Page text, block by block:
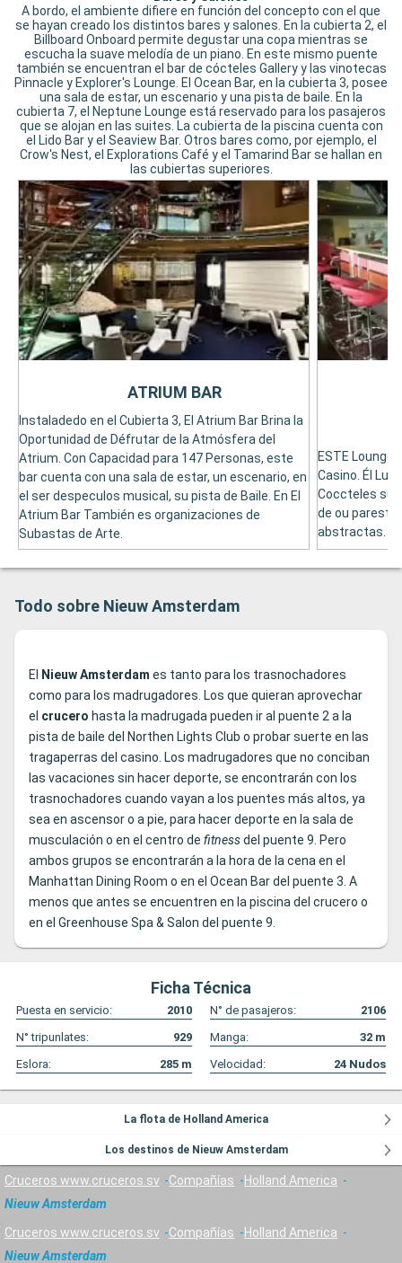
A bordo, el ambiente difiere en función del concepto con el que
se hayan creado los distintos bares y salones. En la cubierta 2, el
Billboard Onboard permite degustar una copa mientras se
escucha la suave melodía de un piano. En este mismo puente
también se encuentran el bar de cócteles Gallery y las vinotecas
Pinnacle y Explorer's Lounge. El Ocean Bar, en la cubierta 3, posee
una sala de estar, un escenario y una pista de baile. En la
cubierta 7, el Neptune Lounge está reservado para los pasajeros
que se alojan en las suites. La cubierta de la piscina cuenta con
el Lido Bar y el Seaview Bar. Otros bares como, por ejemplo, el
Crow's Nest, el Explorations Café y el Tamarind Bar se hallan en
las cubiertas superiores.
Instaladedo en el Cubierta 3, El Atrium Bar Brina la
Oportunidad de Défrutar de la Atmósfera del
Atrium. Con Capacidad para 147 Personas, este
bar cuenta con una sala de estar, un escenario, en
el ser despeculos musical, su pista de Baile. En El
Atrium Bar También es organizaciones de
Subastas de Arte.
ATRIUM BAR
ESTE Lounge
Casino. Él
Coccteles
de ou paresta
abstractas.
Todo sobre Nieuw Amsterdam
El Nieuw Amsterdam es tanto para los trasnochadores
como para los madrugadores. Los que quieran aprovechar
el crucero hasta la madrugada pueden ir al puente 2 a la
pista de baile del Northen Lights Club o probar suerte en las
tragaperras del casino. Los madrugadores que no conciban
las vacaciones sin hacer deporte, se encontrarán con los
trasnochadores cuando vayan a los puentes más altos, ya
sea en ascensor o a pie, para hacer deporte en la sala de
musculación o en el centro de fitnessdel puente 9. Pero
ambos grupos se encontrarán a la hora de la cena en el
Manhattan Dining Room o en el Ocean Bar del puente 3. A
menos que antes se encuentren en la piscina del crucero o
en el Greenhouse Spa & Salon del puente 9.
Ficha Técnica
Puesta en servicio: 2010 N° de pasajeros:
2106
N° tripunlates:
929 Manga: 32 m
Eslora:
285 m Velocidad: 24 Nudos
La flota de Holland America
Los destinos de Nieuw Amsterdam
Cruceros www.cruceros.sv Compañías
Holland America
Nieuw Amsterdam
Cruceros www.cruceros.sv Compañías
Holland America
Nieuw Amsterdam